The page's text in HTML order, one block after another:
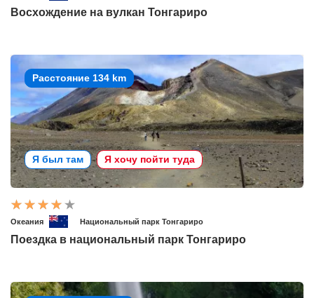
Восхождение на вулкан Тонгариро
Расстояние 134 km
Я был там Я хочу пойти туда
Океания Национальный парк Тонгариро
Поездка в национальный парк Тонгариро